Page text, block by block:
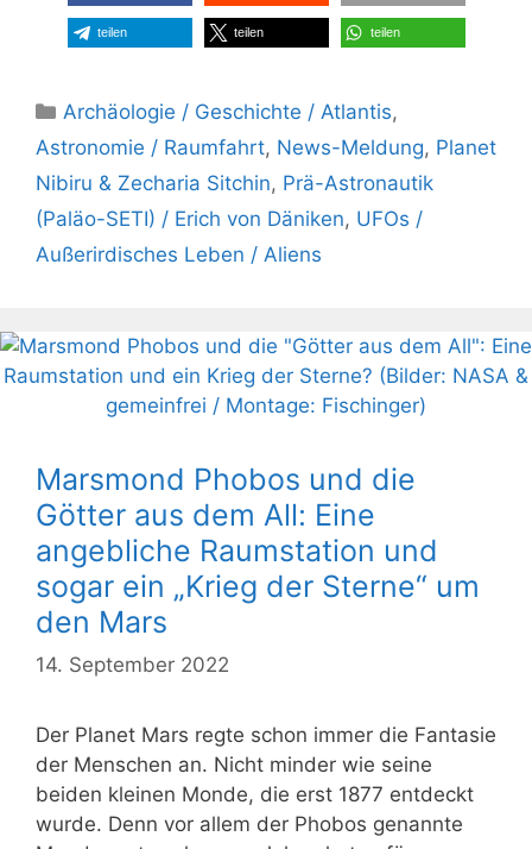
teilen teilen teilen
Kategorien
Archäologie / Geschichte / Atlantis,
Astronomie / Raumfahrt, News-Meldung, Planet
Nibiru & Zecharia Sitchin, Prä-Astronautik
(Paläo-SETI) / Erich von Däniken, UFOs /
Außerirdisches Leben / Aliens
Marsmond Phobos und die
Götter aus dem All: Eine
angebliche Raumstation und
sogar ein „Krieg der Sterne“ um
den Mars
14. September 2022
Der Planet Mars regte schon immer die Fantasie
der Menschen an. Nicht minder wie seine
beiden kleinen Monde, die erst 1877 entdeckt
wurde. Denn vor allem der Phobos genannte